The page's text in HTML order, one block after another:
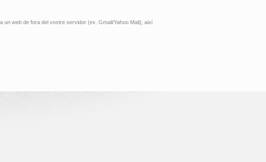
web de fora del vostre servidor (ex. Gmail/Yahoo Mail); així